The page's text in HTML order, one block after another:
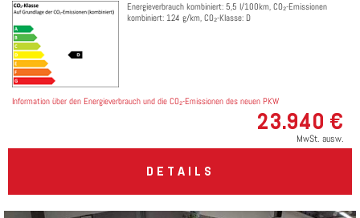
Energieverbrauch kombiniert: 5,5 l/100km, CO₂-Emissionen
kombiniert: 124 g/km, CO₂-Klasse: D
Information über den Energieverbrauch und die CO₂-Emissionen des neuen PKW
23.940 €
MwSt. ausw.
DETAILS